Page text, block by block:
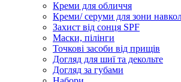
Креми для обличчя
Креми/ серуми для зони
Захист від сонця SPF
Маски, пілінги
Точкові засоби від прищів
Догляд для шиї та декольте
Догляд за губами